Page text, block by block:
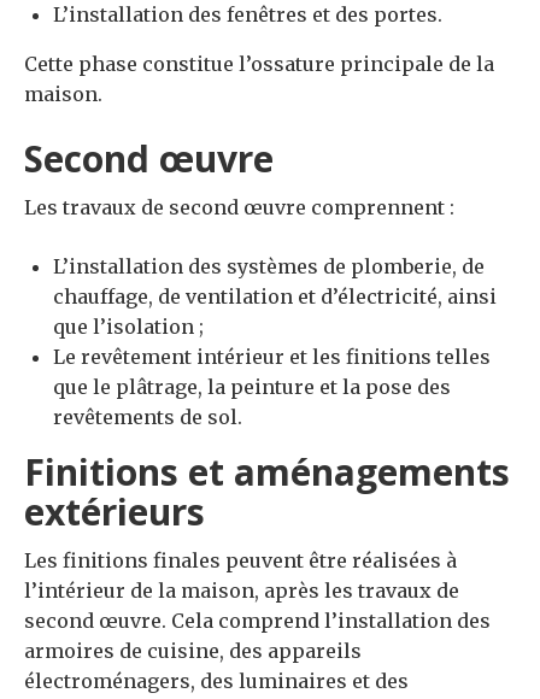
L’installation des fenêtres et des portes.
Cette phase constitue l’ossature principale de la
maison.
Second œuvre
Les travaux de second œuvre comprennent :
L’installation des systèmes de plomberie, de
chauffage, de ventilation et d’électricité, ainsi
que l’isolation ;
Le revêtement intérieur et les finitions telles
que le plâtrage, la peinture et la pose des
revêtements de sol.
Finitions et aménagements
extérieurs
Les finitions finales peuvent être réalisées à
l’intérieur de la maison, après les travaux de
second œuvre. Cela comprend l’installation des
armoires de cuisine, des appareils
électroménagers, des luminaires et des